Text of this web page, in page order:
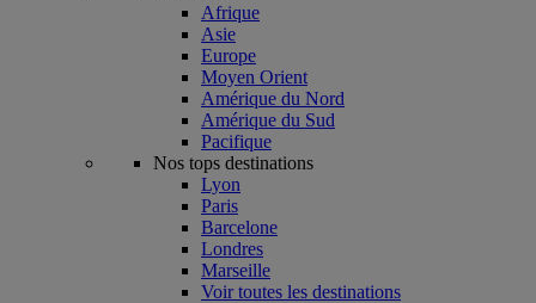
Afrique
Asie
Europe
Moyen Orient
Amérique du Nord
Amérique du Sud
Pacifique
Nos tops destinations
Lyon
Paris
Barcelone
Londres
Marseille
Voir toutes les destinations